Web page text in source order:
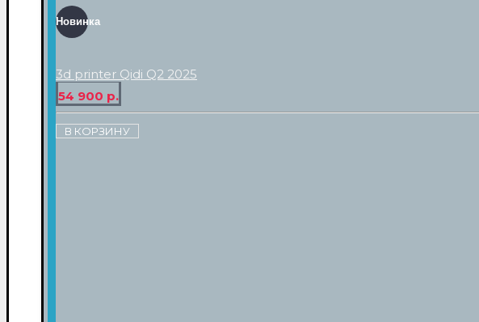
Новинка
3d printer Qidi Q2 2025
54 900 р.
В КОРЗИНУ